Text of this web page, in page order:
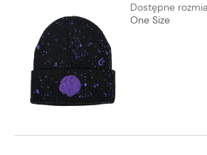
Dostępne
One Size